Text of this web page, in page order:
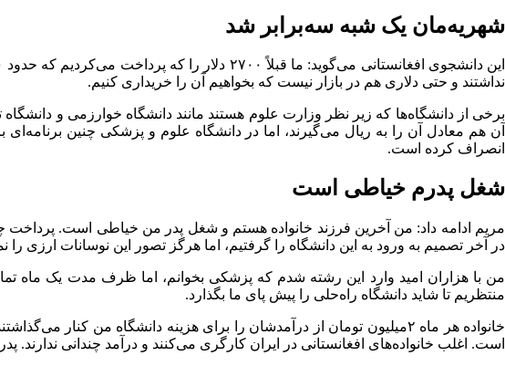
شهریه‌مان یک شبه سه‌برابر شد
نداشتند و حتی دلاری هم در بازار نیست که بخواهیم آن را خریداری کنیم.
برخی از دانشگاه‌ها که زیر نظر وزارت علوم هستند مانند دانشگاه خوارزمی و
آن هم معادل آن را به ریال می‌گیرند، اما در دانشگاه علوم و پزشکی چنین
انصراف کرده است.
شغل پدرم خیاطی است
مریم ادامه داد: من آخرین فرزند خانواده هستم و شغل پدر من خیاطی است. پرداخت
در آخر تصمیم به ورود به این دانشگاه را گرفتیم، اما هرگز تصور این نوسانات ارزی را
من با هزاران امید وارد این رشته شدم که پزشکی بخوانم، اما ظرف مدت یک ماه
منتظریم تا شاید دانشگاه راه‌حلی را پیش پای ما بگذارد.
است. اغلب خانواده‌های افغانستانی در ایران کارگری می‌کنند و درآمد چندانی